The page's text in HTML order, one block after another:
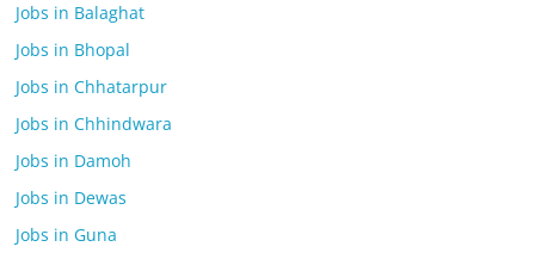
Jobs in Balaghat
Jobs in Bhopal
Jobs in Chhatarpur
Jobs in Chhindwara
Jobs in Damoh
Jobs in Dewas
Jobs in Guna